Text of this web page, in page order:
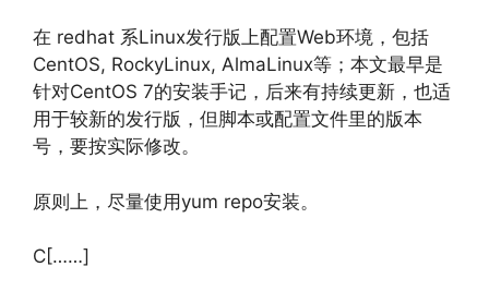
在 redhat 系Linux发行版上配置Web环境，包括
CentOS, RockyLinux, AlmaLinux等；本文最早是
针对CentOS 7的安装手记，后来有持续更新，也适
用于较新的发行版，但脚本或配置文件里的版本
号，要按实际修改。
原则上，尽量使用yum repo安装。
C[……]